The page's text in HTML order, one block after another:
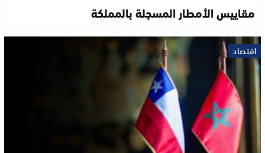
مقاييس الأمطار المسجلة بالمملكة
اقتصاد